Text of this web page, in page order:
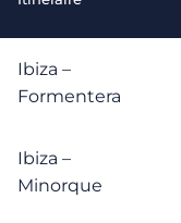
Ibiza –
Formentera
Ibiza –
Minorque